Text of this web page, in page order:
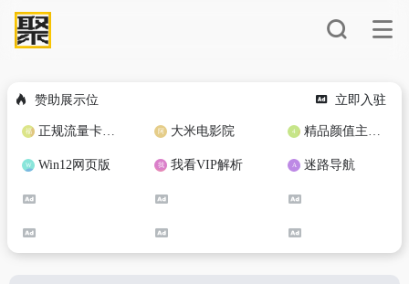
赞助展示位 立即入驻
正规流量卡免费加盟合作 大米电影院 精品颜值主播定制
Win12网页版 我看VIP解析 迷路导航